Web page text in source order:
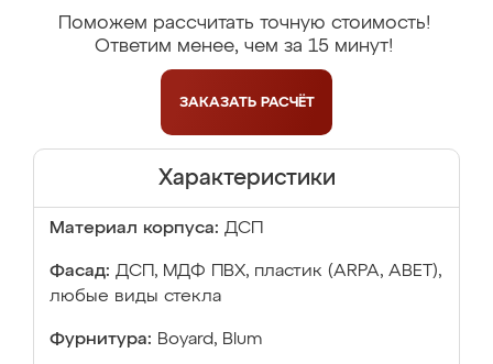
Поможем рассчитать точную стоимость!
Ответим менее, чем за 15 минут!
ЗАКАЗАТЬ РАСЧЁТ
Характеристики
Материал корпуса: ДСП
Фасад: ДСП, МДФ ПВХ, пластик (ARPA, ABET),
любые виды стекла
Фурнитура: Boyard, Blum